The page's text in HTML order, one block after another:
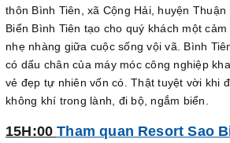
thôn Bình Tiên, xã Cộng Hải, huyện Thuận
Biển Bình Tiên tạo cho quý khách một
nhẹ nhàng giữa cuộc sống vội vã. Bình
có dấu chân của máy móc công nghiệp
vẻ đẹp tự nhiên vốn có. Thật tuyệt vời khi
không khí trong lành, đi bộ, ngắm biển.
15H:00Tham quan Resort Sao